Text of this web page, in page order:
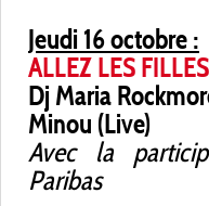
Jeudi 16 octobre :
ALLEZ LES FILLES
Dj Maria
Minou (Live)
Avec la
Paribas